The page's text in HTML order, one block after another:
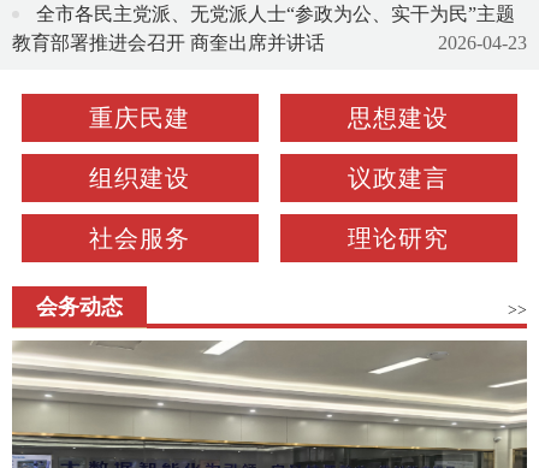
全市各民主党派、无党派人士“参政为公、实干为民”主题
教育部署推进会召开 商奎出席并讲话
2026-04-23
重庆民建 思想建设
组织建设 议政建言
社会服务 理论研究
会务动态 >>